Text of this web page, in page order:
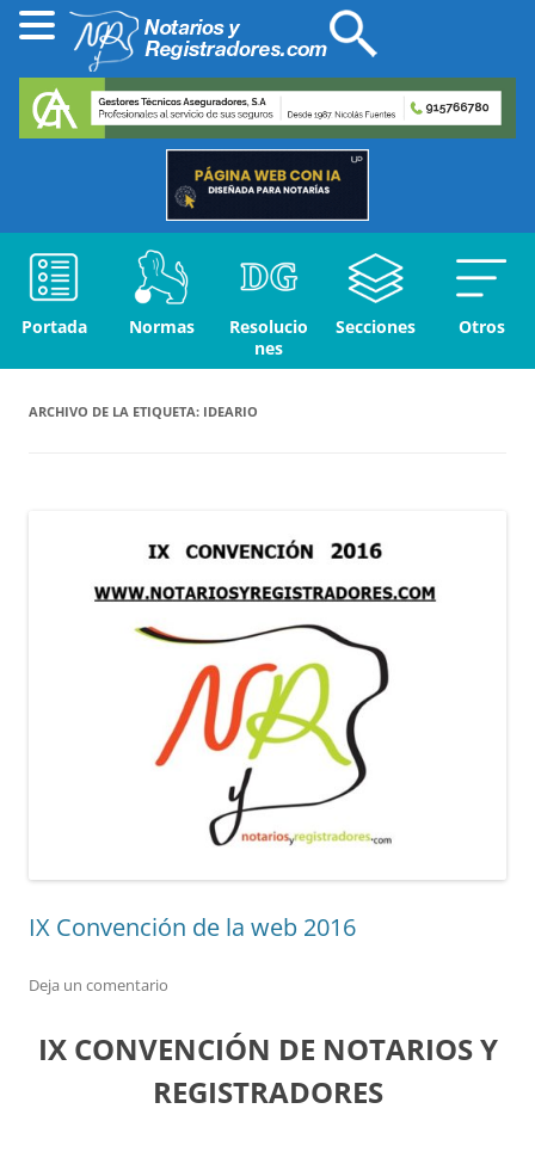
Portada Normas
Resolucio
nes
Secciones Otros
ARCHIVO DE LA ETIQUETA: IDEARIO
IX Convención de la web 2016
Deja un comentario
IX CONVENCIÓN DE NOTARIOS Y
REGISTRADORES